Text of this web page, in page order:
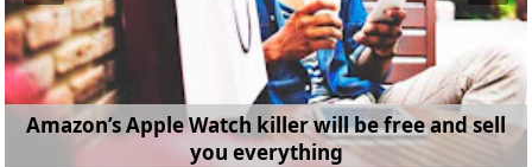
Amazon’s Apple Watch killer will be free and sell
you everything